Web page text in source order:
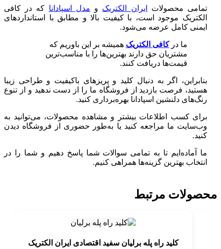
تمامی محصولات ایران الکتریک و مدل اسپادانا که در کافی
الکتریک موجود است، با کیفیت بالا و مطابق با استانداردهای
ایمنی کامل عرضه می‌شود.
ما درکافی الکتریک همیشه بر این باوریم که
مشتریان حق دارند بهترین‌ها را با مناسب‌ترین
قیمت‌ها دریافت کنند.
بنابراین، اگر به دنبال کلید و پریزهای باکیفیت و طراحی زیبا
هستید، فرصت بازدید از فروشگاه ما را از دست ندهید و از تنوع
رنگ‌های دلنشین اسپادانا بهره‌برداری کنید.
برای کسب اطلاعات بیشتر و مشاهده محصولات، می‌توانید به
وب‌سایت ما مراجعه کنید یا به‌طور حضوری از فروشگاه دیدن
کنید.
ما آماده‌ایم تا به تمامی سوالات شما پاسخ دهیم و شما را در
انتخاب بهترین گزینه‌ها همراهی کنیم.
محصولات مرتبط
کلید راه پله برلیان سفید اقتصادی ايران الکتریک